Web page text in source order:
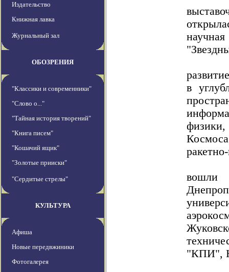
Издательство
Книжная лавка
Журнальный зал
ОБОЗРЕНИЯ
"Классики и современники"
"Слово о..."
"Тайная история творений"
"Книга писем"
"Кошачий ящик"
"Золотые прииски"
"Сердитые стрелы"
КУЛЬТУРА
Афиша
Новые передвжиники
Фотогалерея
в
физики,
"КПИ",